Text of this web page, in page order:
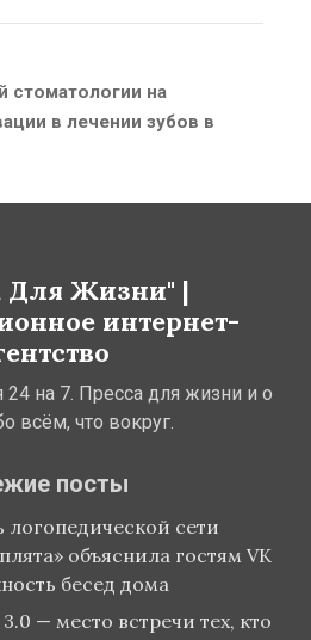
стоматологии на
в лечении зубов в
Для Жизни" |
интернет-
на 7. Пресса для жизни и о
всём, что вокруг.
посты
логопедической сети
объяснила гостям VK
бесед дома
— место встречи тех, кто